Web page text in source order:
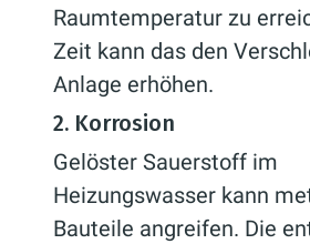
Raumtemperatur zu
Zeit kann das den
Anlage erhöhen.
2. Korrosion
Gelöster Sauerstoff im
Heizungswasser kann
Bauteile angreifen. Die